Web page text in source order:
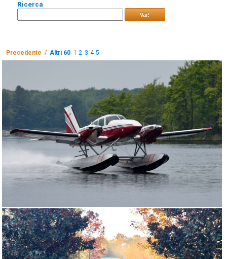
Ricerca
Vai!
Precedente / Altri 60 1 2 3 4 5